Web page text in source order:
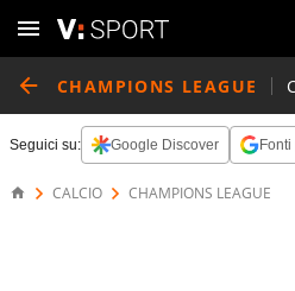
CHAMPIONS LEAGUE
Seguici su: Google Discover
CALCIO CHAMPIONS LEAGUE